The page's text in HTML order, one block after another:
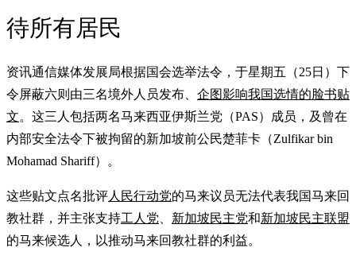
待所有居民
资讯通信媒体发展局根据国会选举法令，于星期五（25日）下
令屏蔽六则由三名境外人员发布、 企图影响我国选情的脸书贴
文。这三人包括两名马来西亚伊斯兰党（PAS）成员，及曾在
内部安全法令下被拘留的新加坡前公民楚菲卡（Zulfikar bin
Mohamad Shariff）。
这些贴文点名批评人民行动党的马来议员无法代表我国马来回
教社群，并主张支持工人党、 新加坡民主党和新加坡民主联盟
的马来候选人，以推动马来回教社群的利益。